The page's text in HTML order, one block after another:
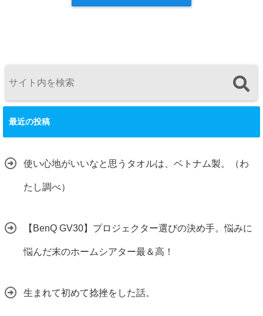
最近の投稿
使い心地がいいなと思うタオルは、ベトナム製。（わ
たし調べ）
【BenQ GV30】プロジェクター選びの決め手。悩みに
悩んだ末のホームシアター最＆高！
生まれて初めて捻挫をした話。